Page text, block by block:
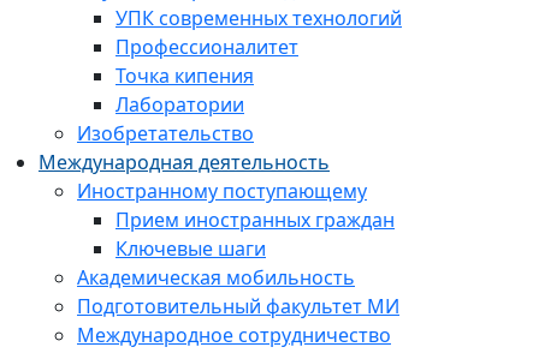
УПК современных технологий
Профессионалитет
Точка кипения
Лаборатории
Изобретательство
Международная деятельность
Иностранному поступающему
Прием иностранных граждан
Ключевые шаги
Академическая мобильность
Подготовительный факультет МИ
Международное сотрудничество